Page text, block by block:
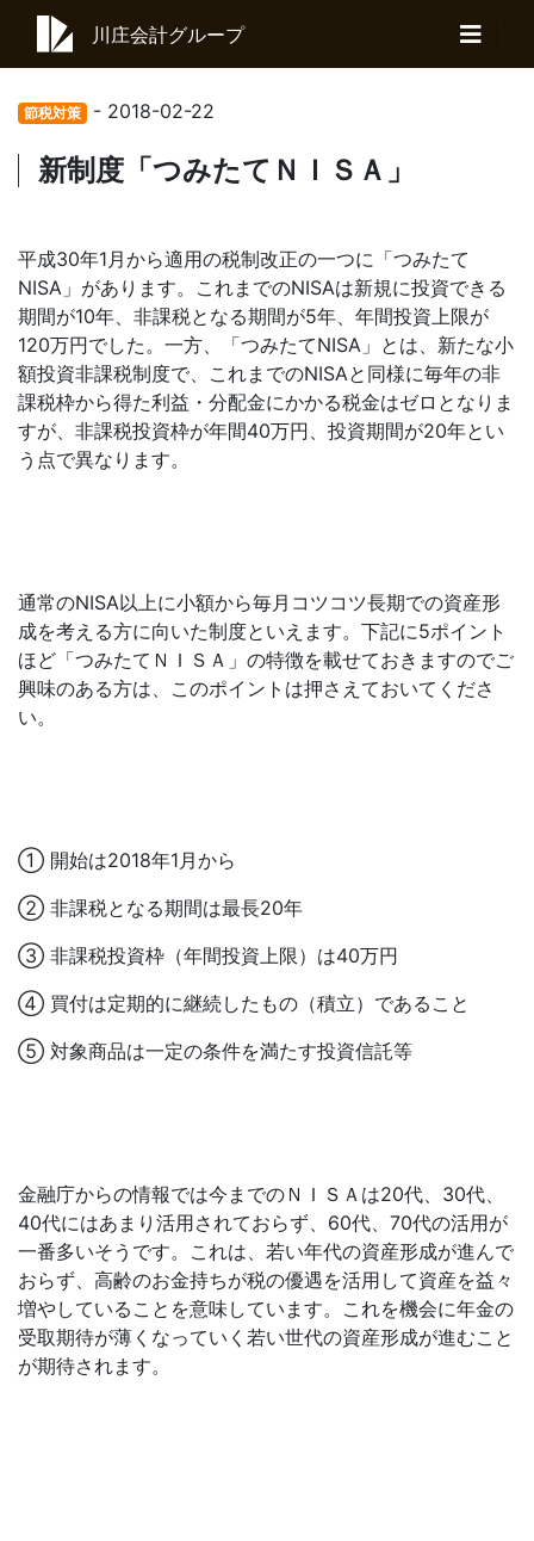
川庄会計グループ
節税対策 - 2018-02-22
新制度「つみたてＮＩＳＡ」
平成30年1月から適用の税制改正の一つに「つみたて
NISA」があります。これまでのNISAは新規に投資できる
期間が10年、非課税となる期間が5年、年間投資上限が
120万円でした。一方、「つみたてNISA」とは、新たな小
額投資非課税制度で、これまでのNISAと同様に毎年の非
課税枠から得た利益・分配金にかかる税金はゼロとなりま
すが、非課税投資枠が年間40万円、投資期間が20年とい
う点で異なります。
通常のNISA以上に小額から毎月コツコツ長期での資産形
成を考える方に向いた制度といえます。下記に5ポイント
ほど「つみたてＮＩＳＡ」の特徴を載せておきますのでご
興味のある方は、このポイントは押さえておいてくださ
い。
① 開始は2018年1月から
② 非課税となる期間は最長20年
③ 非課税投資枠（年間投資上限）は40万円
④ 買付は定期的に継続したもの（積立）であること
⑤ 対象商品は一定の条件を満たす投資信託等
金融庁からの情報では今までのＮＩＳＡは20代、30代、
40代にはあまり活用されておらず、60代、70代の活用が
一番多いそうです。これは、若い年代の資産形成が進んで
おらず、高齢のお金持ちが税の優遇を活用して資産を益々
増やしていることを意味しています。これを機会に年金の
受取期待が薄くなっていく若い世代の資産形成が進むこと
が期待されます。